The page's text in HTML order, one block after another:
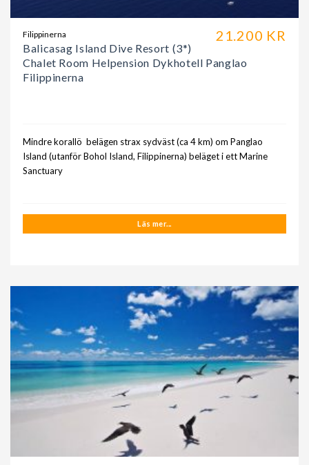
21.200 KR
Filippinerna
Balicasag Island Dive Resort (3*)
Chalet Room Helpension Dykhotell Panglao
Filippinerna
Mindre korallö belägen strax sydväst (ca 4 km) om Panglao
Island (utanför Bohol Island, Filippinerna) beläget i ett Marine
Sanctuary
Läs mer...